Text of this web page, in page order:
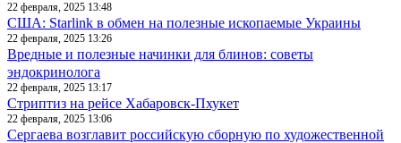
22 февраля, 2025 13:48
США: Starlink в обмен на полезные ископаемые Украины
22 февраля, 2025 13:26
Вредные и полезные начинки для блинов: советы
эндокринолога
22 февраля, 2025 13:17
Стриптиз на рейсе Хабаровск-Пхукет
22 февраля, 2025 13:06
Сергаева возглавит российскую сборную по художественной